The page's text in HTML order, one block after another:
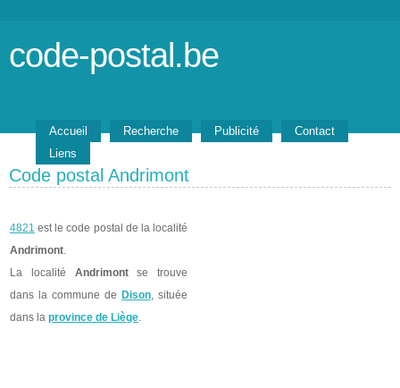
code-postal.be
Accueil Recherche Publicité
Contact
Liens
Code postal Andrimont
4821 est le code postal de la localité
Andrimont.
La localité Andrimontse trouve
dans la commune de Dison, située
dans la province de Liège.